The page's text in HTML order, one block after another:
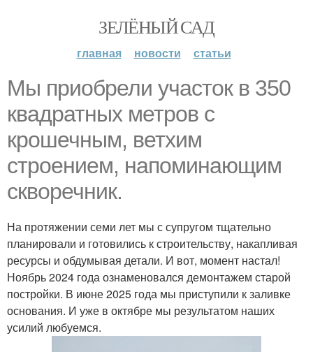
ЗЕЛЁНЫЙ САД
главная новости статьи
Мы приобрели участок в 350
квадратных метров с
крошечным, ветхим
строением, напоминающим
скворечник.
На протяжении семи лет мы с супругом тщательно
планировали и готовились к строительству, накапливая
ресурсы и обдумывая детали. И вот, момент настал!
Ноябрь 2024 года ознаменовался демонтажем старой
постройки. В июне 2025 года мы приступили к заливке
основания. И уже в октябре мы результатом наших
усилий любуемся.